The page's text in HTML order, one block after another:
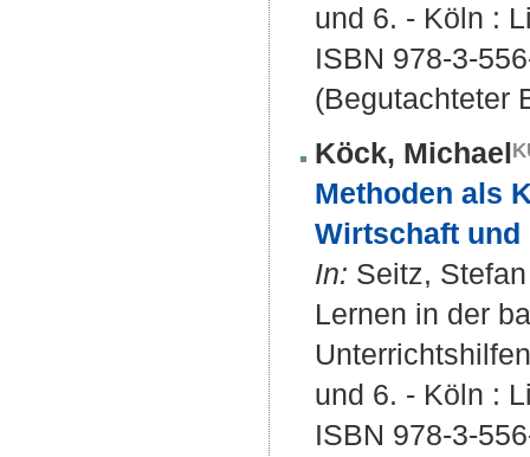
und 6. - Köln :
ISBN 978-3-
(Begutachteter
Köck, Michael
Methoden als
Wirtschaft und
In: Seitz,
Lernen in der
und 6. - Köln :
ISBN 978-3-